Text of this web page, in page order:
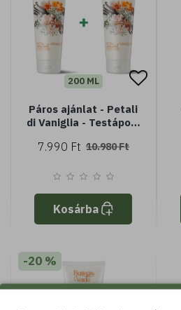
Kosárba
200 ML
Páros ajánlat - Petali
di Vaniglia - Testápoló
ml-200 ml)
7.990 Ft 10.980 Ft
Kosárba
-20 %